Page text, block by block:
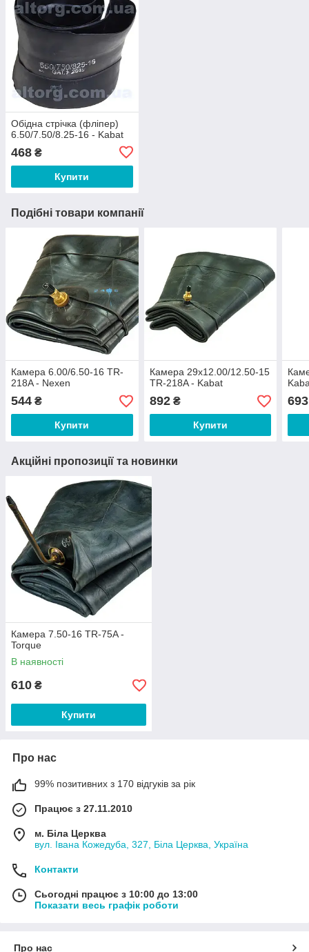
Обідна стрічка (фліпер)
6.50/7.50/8.25-16 - Kabat
468 ₴
Купити
Подібні товари компанії
Камера 6.00/6.50-16 TR-
218A - Nexen
544 ₴
Купити
Камера 29x12.00/12.50-15
TR-218A - Kabat
892₴
Купити
693
Акційні пропозиції та новинки
Камера 7.50-16 TR-75A -
Torque
В наявності
610 ₴
Купити
Про нас
99% позитивних з 170 відгуків за рік
Працює з 27.11.2010
м. Біла Церква
вул. Івана Кожедуба, 327, Біла Церква, Україна
Контакти
Сьогодні працює з 10:00 до 13:00
Показати весь графік роботи
Про нас